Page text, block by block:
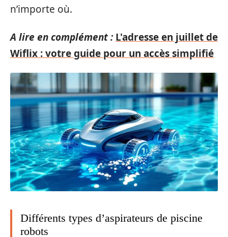
n’importe où.
A lire en complément : L'adresse en juillet de
Wiflix : votre guide pour un accès simplifié
Différents types d’aspirateurs de piscine
robots